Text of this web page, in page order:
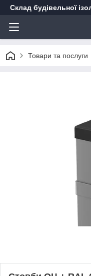
Склад будівельної
Товари та послуги